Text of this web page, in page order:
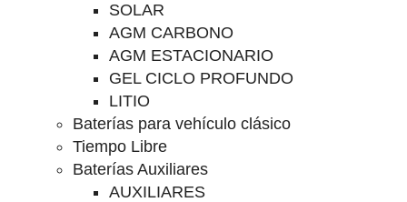
SOLAR
AGM CARBONO
AGM ESTACIONARIO
GEL CICLO PROFUNDO
LITIO
Baterías para vehículo clásico
Tiempo Libre
Baterías Auxiliares
AUXILIARES